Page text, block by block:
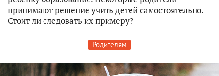
принимают решение учить детей самостоятельно.
Стоит ли следовать их примеру?
Родителям